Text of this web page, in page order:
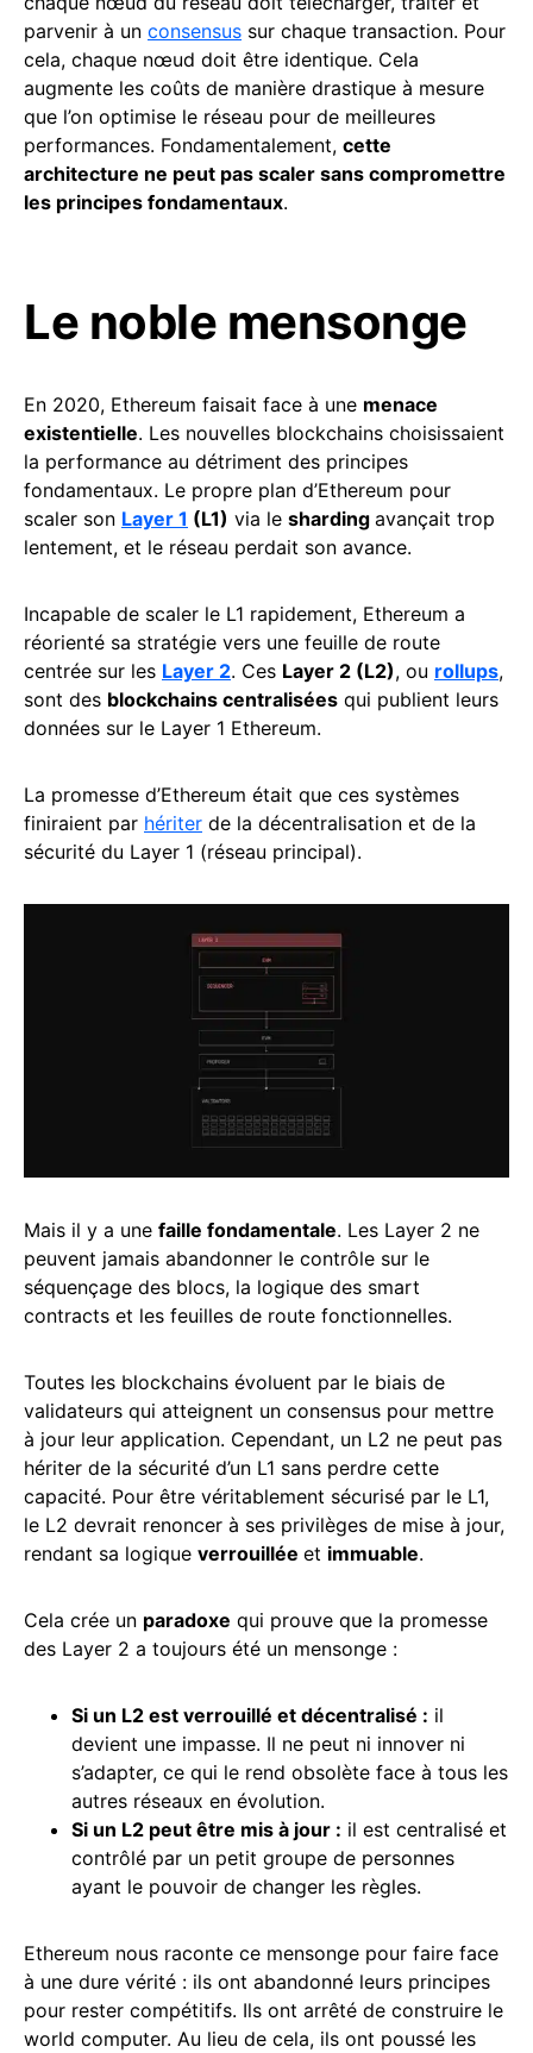
parvenir à un consensus sur chaque transaction. Pour
cela, chaque nœud doit être identique. Cela
augmente les coûts de manière drastique à mesure
que l’on optimise le réseau pour de meilleures
performances. Fondamentalement, cette
architecture ne peut pas scaler sans compromettre
les principes fondamentaux.
Le noble mensonge
En 2020, Ethereum faisait face à une menace
existentielle. Les nouvelles blockchains choisissaient
la performance au détriment des principes
fondamentaux. Le propre plan d’Ethereum pour
scaler son Layer 1 (L1) via le sharding avançait trop
lentement, et le réseau perdait son avance.
Incapable de scaler le L1 rapidement, Ethereum a
réorienté sa stratégie vers une feuille de route
centrée sur les Layer 2. Ces Layer 2 (L2), ou rollups,
sont des blockchains centralisées qui publient leurs
données sur le Layer 1 Ethereum.
La promesse d’Ethereum était que ces systèmes
finiraient par hériter de la décentralisation et de la
sécurité du Layer 1 (réseau principal).
Mais il y a une faille fondamentale. Les Layer 2 ne
peuvent jamais abandonner le contrôle sur le
séquençage des blocs, la logique des smart
contracts et les feuilles de route fonctionnelles.
Toutes les blockchains évoluent par le biais de
validateurs qui atteignent un consensus pour mettre
à jour leur application. Cependant, un L2 ne peut pas
hériter de la sécurité d’un L1 sans perdre cette
capacité. Pour être véritablement sécurisé par le L1,
le L2 devrait renoncer à ses privilèges de mise à jour,
rendant sa logique verrouillée et immuable.
Cela crée un paradoxe qui prouve que la promesse
des Layer 2 a toujours été un mensonge :
Si un L2 est verrouillé et décentralisé : il
devient une impasse. Il ne peut ni innover ni
s’adapter, ce qui le rend obsolète face à tous les
autres réseaux en évolution.
Si un L2 peut être mis à jour : il est centralisé et
contrôlé par un petit groupe de personnes
ayant le pouvoir de changer les règles.
Ethereum nous raconte ce mensonge pour faire face
à une dure vérité : ils ont abandonné leurs principes
pour rester compétitifs. Ils ont arrêté de construire le
world computer. Au lieu de cela, ils ont poussé les